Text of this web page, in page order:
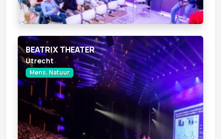
BEATRIX THEATER
Utrecht
Mens, Natuur